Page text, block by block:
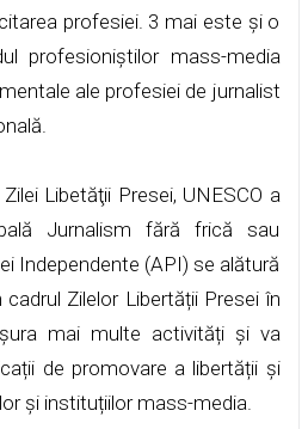
profesiei. 3 mai este și o
profesioniștilor mass-media
ale profesiei de jurnalist
Libetăţii Presei, UNESCO a
Jurnalism fără frică sau
Independente (API) se alătură
Zilelor Libertății Presei în
mai multe activități și va
de promovare a libertății și
și instituțiilor mass-media.